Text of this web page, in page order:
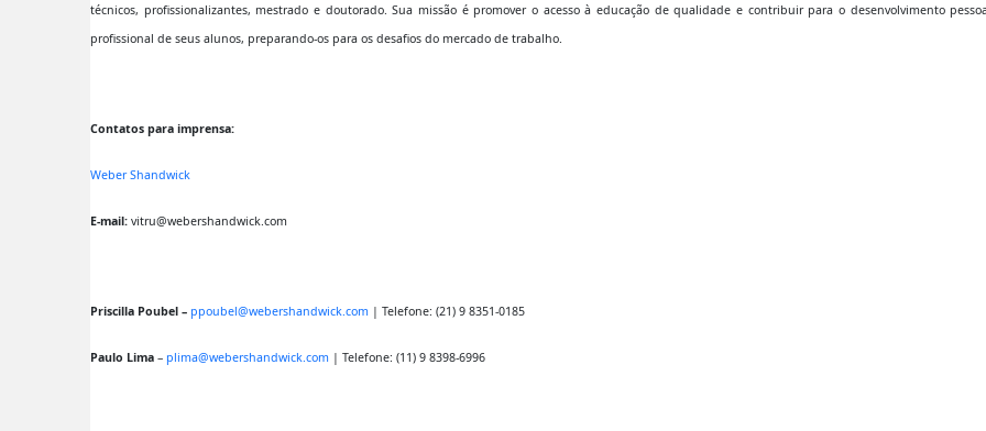
técnicos, profissionalizantes, mestrado e doutorado. Sua missão é promover o acesso à educação de qualidade e contribuir para o desenvolvimento
profissional de seus alunos, preparando-os para os desafios do mercado de trabalho.
Contatos para imprensa:
Weber Shandwick
E-mail: vitru@webershandwick.com
Priscilla Poubel – ppoubel@webershandwick.com | Telefone: (21) 9 8351-0185
Paulo Lima – plima@webershandwick.com | Telefone: (11) 9 8398-6996